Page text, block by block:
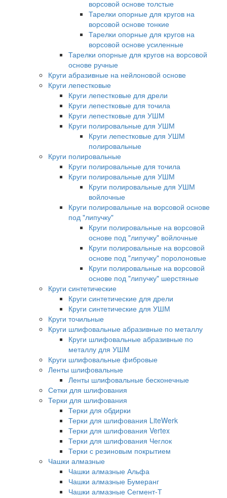
ворсовой основе толстые
Тарелки опорные для кругов на
ворсовой основе тонкие
Тарелки опорные для кругов на
ворсовой основе усиленные
Тарелки опорные для кругов на ворсовой
основе ручные
Круги абразивные на нейлоновой основе
Круги лепестковые
Круги лепестковые для дрели
Круги лепестковые для точила
Круги лепестковые для УШМ
Круги полировальные для УШМ
Круги лепестковые для УШМ
полировальные
Круги полировальные
Круги полировальные для точила
Круги полировальные для УШМ
Круги полировальные для УШМ
войлочные
Круги полировальные на ворсовой основе
под "липучку"
Круги полировальные на ворсовой
основе под "липучку" войлочные
Круги полировальные на ворсовой
основе под "липучку" поролоновые
Круги полировальные на ворсовой
основе под "липучку" шерстяные
Круги синтетические
Круги синтетические для дрели
Круги синтетические для УШМ
Круги точильные
Круги шлифовальные абразивные по металлу
Круги шлифовальные абразивные по
металлу для УШМ
Круги шлифовальные фибровые
Ленты шлифовальные
Ленты шлифовальные бесконечные
Сетки для шлифования
Терки для шлифования
Терки для обдирки
Терки для шлифования LiteWerk
Терки для шлифования Vertex
Терки для шлифования Чеглок
Терки с резиновым покрытием
Чашки алмазные
Чашки алмазные Альфа
Чашки алмазные Бумеранг
Чашки алмазные Сегмент-Т